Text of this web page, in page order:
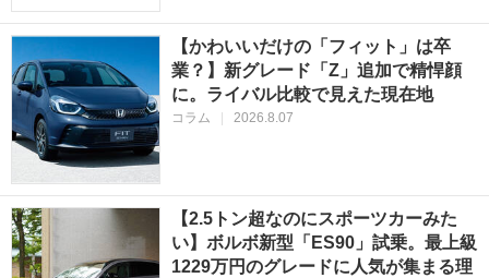
【かわいいだけの「フィット」は卒
業？】新グレード「Z」追加で精悍顔
に。ライバル比較で見えた現在地
コラム 2026.8.07
【2.5トン超なのにスポーツカーみた
い】ボルボ新型「ES90」試乗。最上級
1229万円のグレードに人気が集まる理